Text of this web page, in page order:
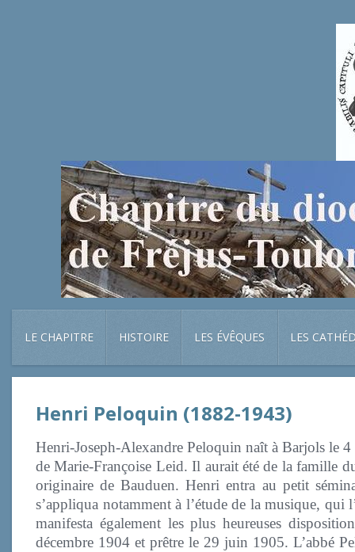
LE CHAPITRE HISTOIRE LES ÉVÊQUES LES
Henri Peloquin (1882-1943)
Henri-Joseph-Alexandre Peloquin naît à Barjols le 4
de Marie-Françoise Leid. Il aurait été de la famille
originaire de Bauduen. Henri entra au petit
s’appliqua notamment à l’étude de la musique, qui
manifesta également les plus heureuses
décembre 1904 et prêtre le 29 juin 1905. L’abbé